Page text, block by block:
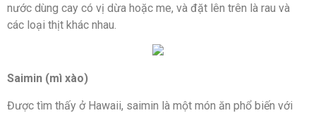
nước dùng cay có vị dừa hoặc me, và đặt lên trên là rau và
các loại thịt khác nhau.
Saimin (mì xào)
Được tìm thấy ở Hawaii, saimin là một món ăn phổ biến với